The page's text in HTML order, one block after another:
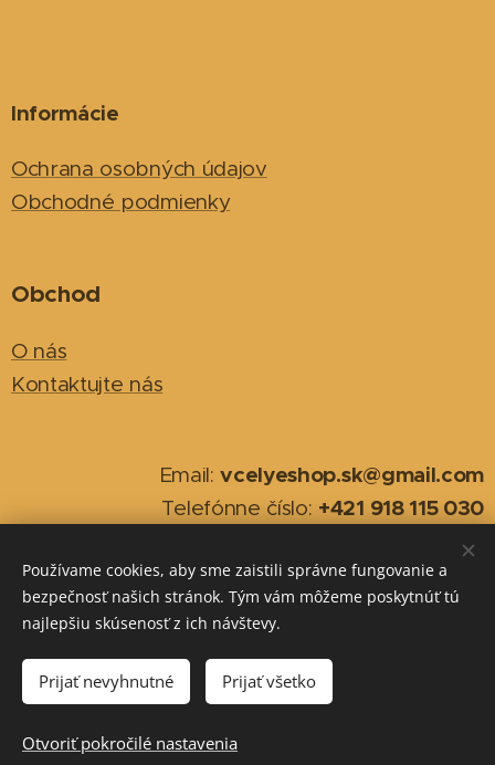
Do košíka
Informácie
Ochrana osobných údajov
Obchodné podmienky
Obchod
O nás
Kontaktujte nás
Email:vcelyeshop.sk@gmail.com
Telefónne číslo: +421 918 115 030
2026 Cookies
Jazyky
Slovenčina
English
Používame cookies, aby sme zaistili správne fungovanie a
bezpečnosť našich stránok. Tým vám môžeme poskytnúť tú
najlepšiu skúsenosť z ich návštevy.
Prijať nevyhnutné Prijať všetko
Otvoriť pokročilé nastavenia